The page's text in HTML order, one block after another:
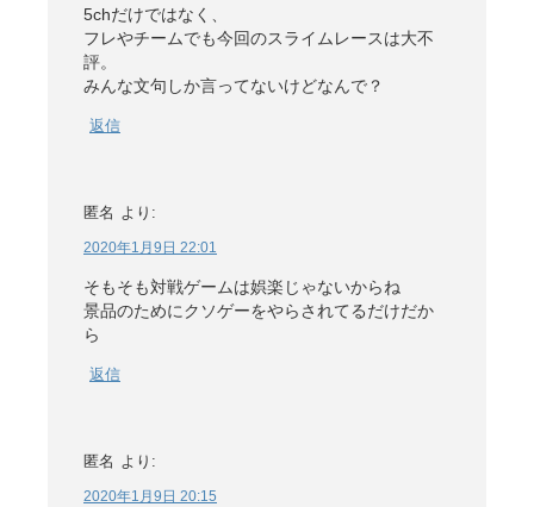
5chだけではなく、
フレやチームでも今回のスライムレースは大不
評。
みんな文句しか言ってないけどなんで？
返信
匿名 より:
2020年1月9日 22:01
そもそも対戦ゲームは娯楽じゃないからね
景品のためにクソゲーをやらされてるだけだか
ら
返信
匿名 より:
2020年1月9日 20:15